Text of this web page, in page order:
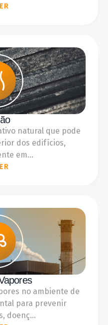
natural que pode
dos edifícios,
em...
no ambiente de
para prevenir
doenç...